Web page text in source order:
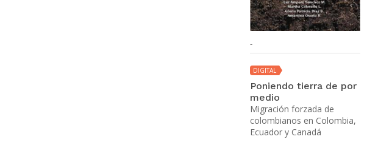
-
DIGITAL
Poniendo tierra de por
medio
Migración forzada de
colombianos en Colombia,
Ecuador y Canadá